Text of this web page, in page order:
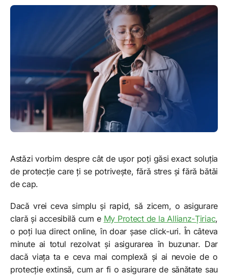
Astăzi vorbim despre cât de ușor poți găsi exact soluția
de protecție care ți se potrivește, fără stres și fără bătăi
de cap.
Dacă vrei ceva simplu și rapid, să zicem, o asigurare
clară și accesibilă cum e My Protect de la Allianz-Țiriac,
o poți lua direct online, în doar șase click-uri. În câteva
minute ai totul rezolvat și asigurarea în buzunar. Dar
dacă viața ta e ceva mai complexă și ai nevoie de o
protecție extinsă, cum ar fi o asigurare de sănătate sau